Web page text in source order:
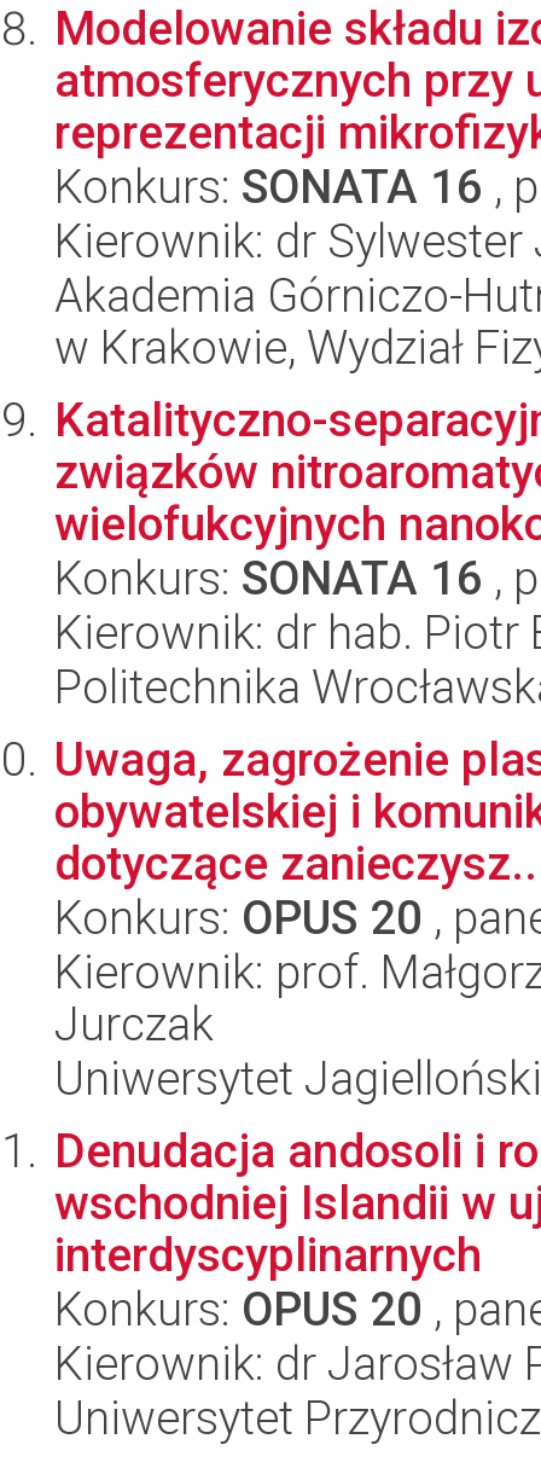
Modelowanie składu
atmosferycznych przy
reprezentacji
Konkurs: SONATA 16 ,
Kierownik: dr Sylwester
Akademia Górniczo-
w Krakowie, Wydział
Katalityczno-
związków
wielofukcyjnych
Konkurs: SONATA 16 ,
Kierownik: dr hab. Piotr
Politechnika
Uwaga, zagrożenie
obywatelskiej i
dotyczące
Konkurs: OPUS 20 ,
Kierownik: prof.
Jurczak
Uniwersytet
Denudacja andosoli i
wschodniej Islandii w
interdyscyplinarnych
Konkurs: OPUS 20 ,
Kierownik: dr Jarosław
Uniwersytet